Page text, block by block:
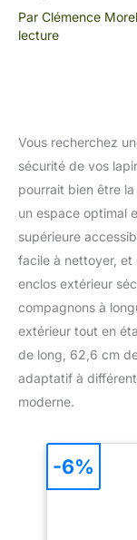
Par Clémence Morel
lecture
Vous recherchez
sécurité de vos
pourrait bien être
un espace optimal
supérieure
facile à nettoyer, et
enclos extérieur
compagnons à
extérieur tout en
de long, 62,6 cm
adaptatif à
moderne.
-6%